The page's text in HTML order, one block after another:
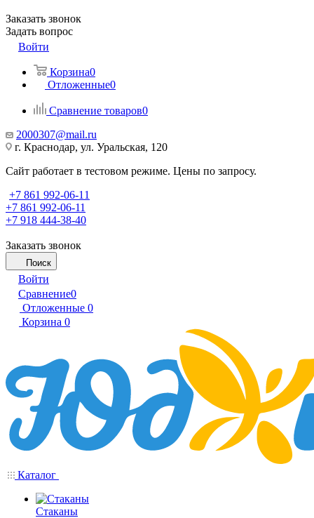
Заказать звонок
Задать вопрос
Войти
Корзина0
Отложенные0
Сравнение товаров0
2000307@mail.ru
г. Краснодар, ул. Уральская, 120
Сайт работает в тестовом режиме. Цены по запросу.
+7 861 992-06-11
+7 861 992-06-11
+7 918 444-38-40
Заказать звонок
Поиск
Войти
Сравнение0
Отложенные 0
Корзина 0
Каталог
Стаканы